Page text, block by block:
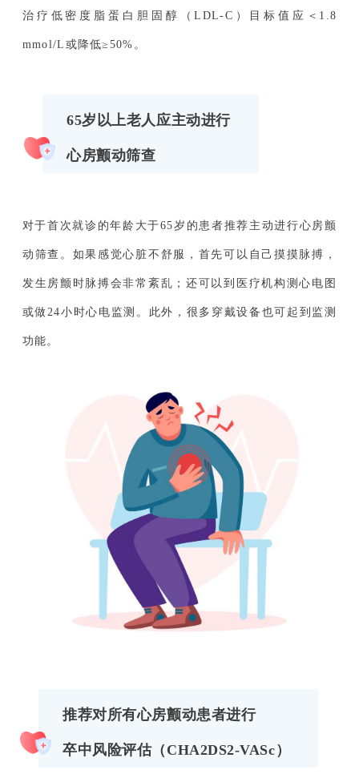
治疗低密度脂蛋白胆固醇（LDL-C）目标值应＜1.8
mmol/L或降低≥50%。
65岁以上老人应主动进行
心房颤动筛查
对于首次就诊的年龄大于65岁的患者推荐主动进行心房颤
动筛查。如果感觉心脏不舒服，首先可以自己摸摸脉搏，
发生房颤时脉搏会非常紊乱；还可以到医疗机构测心电图
或做24小时心电监测。此外，很多穿戴设备也可起到监测
功能。
推荐对所有心房颤动患者进行
卒中风险评估（CHA2DS2-VASc）